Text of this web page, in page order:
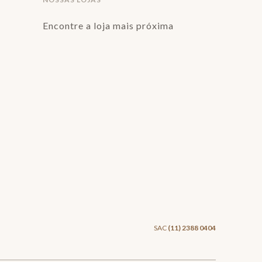
Encontre a loja mais próxima
SAC (11) 2388 0404